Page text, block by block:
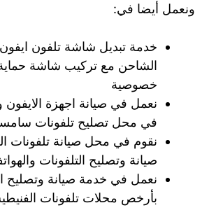
ونعمل أيضا في:
خدمة تبديل شاشة تلفون
الشاحن مع تركيب شاشة
خصوصية
نعمل في صيانة اجهزة
في محل تصليح تلفونات
نقوم في محل صيانة تلفونات
صيانة وتصليح التلفونات
نعمل في خدمة صيانة وتصليح
بأرخص محلات تلفونات